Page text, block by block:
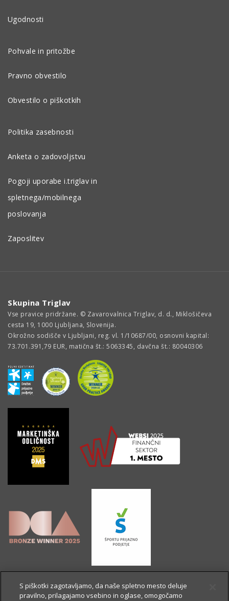
Ugodnosti
Pohvale in pritožbe
Pravno obvestilo
Obvestilo o piškotkih
Politika zasebnosti
Anketa o zadovoljstvu
Pogoji uporabe i.triglav in
spletnega/mobilnega
poslovanja
Zaposlitev
Skupina Triglav
Vse pravice pridržane. © Zavarovalnica Triglav, d. d., Miklošičeva
cesta 19, 1000 Ljubljana, Slovenija.
Okrožno sodišče v Ljubljani, reg. vl. 1/10687/00, osnovni kapital:
73.701.391,79 EUR, matična št.: 5063345, davčna št.: 80040306
S piškotki zagotavljamo, da naše spletno mesto deluje
pravilno, prilagajamo vsebino in oglase, omogočamo